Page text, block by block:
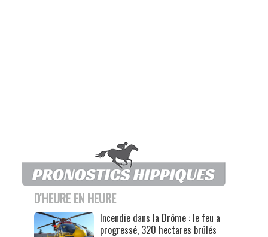
D'HEURE EN HEURE
Incendie dans la Drôme : le feu a
progressé, 320 hectares brûlés